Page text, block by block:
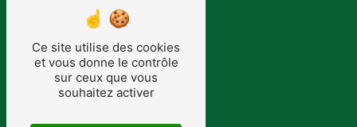
Installation sanitaire
Entreprise de maçonnerie
Peinture intérieur
Zinguerie
Ce site utilise des cookies
et vous donne le contrôle
sur ceux que vous
souhaitez activer